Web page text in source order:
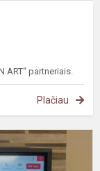
ART“ partneriais.
Plačiau